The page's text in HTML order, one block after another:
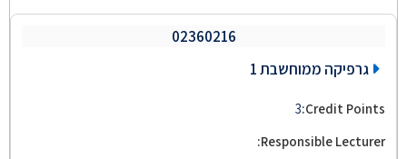
02360216
גרפיקה ממוחשבת 1
3